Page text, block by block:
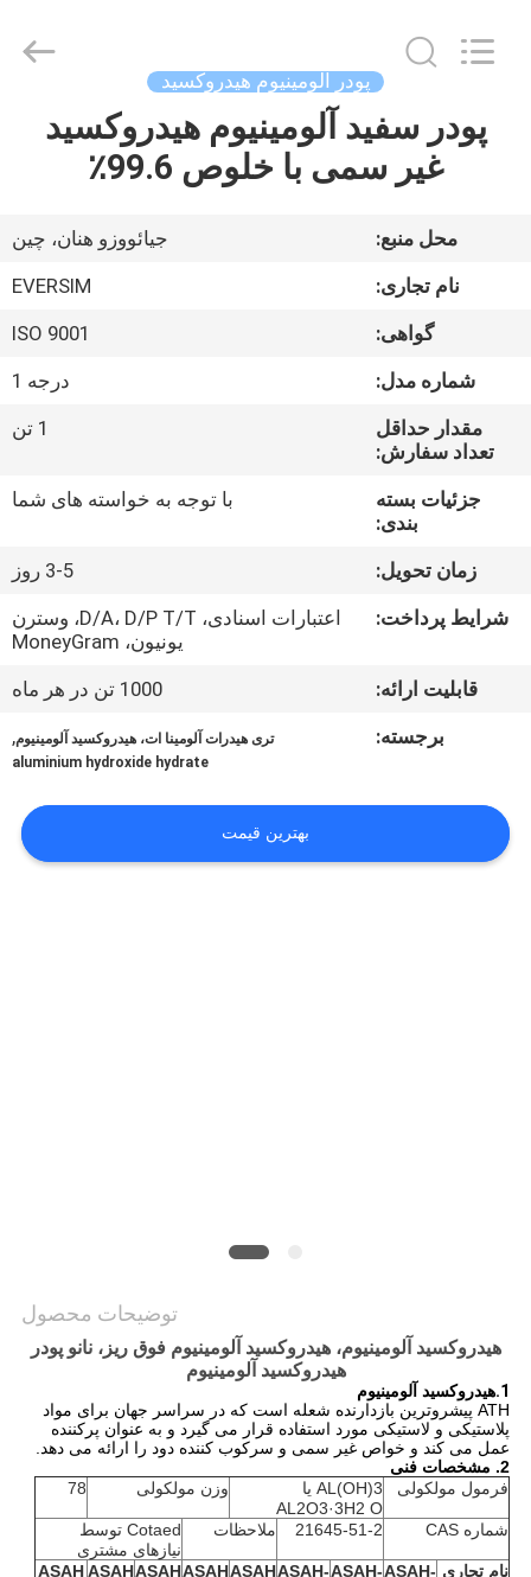
خونه
تور
کارخانه
کنترل
کیفیت
بگیرید
حفظ
حریم
خصوصی
Imp.&Exp.Co.,Ltd.
پودر آلومینیوم هیدروکسید
پودر سفید آلومینیوم هیدروکسید
غیر سمی با خلوص 99.6٪
محل منبع:
جیائووزو هنان، چین
نام تجاری:
EVERSIM
گواهی:
ISO 9001
شماره مدل:
درجه 1
مقدار حداقل
تعداد سفارش:
1 تن
جزئیات بسته
بندی:
با توجه به خواسته های شما
زمان تحویل:
3-5 روز
شرایط پرداخت:
اعتبارات اسنادی، D/A، D/P T/T، وسترن
یونیون، MoneyGram
قابلیت ارائه:
1000 تن در هر ماه
برجسته:
تری هیدرات آلومینا ات، هیدروکسید آلومینیوم,
aluminium hydroxide hydrate
بهترین قیمت
توضیحات محصول
هیدروکسید آلومینیوم، هیدروکسید آلومینیوم فوق ریز، نانو پودر
هیدروکسید آلومینیوم
1. هیدروکسید آلومینیوم
ATH پیشروترین بازدارنده شعله است که در سراسر جهان برای مواد
پلاستیکی و لاستیکی مورد استفاده قرار می گیرد و به عنوان پرکننده
عمل می کند و خواص غیر سمی و سرکوب کننده دود را ارائه می دهد.
2. مشخصات فنی
فرمول مولکولی
AL(OH)3 یا
AL2O3·3H2 O
وزن مولکولی 78
شماره CAS 21645-51-2 ملاحظات
Cotaed توسط
نیازهای مشتری
نام تجاری ASAH-
ASAH-
ASAH-
ASAH
ASAH
ASAH
ASAH
ASAH